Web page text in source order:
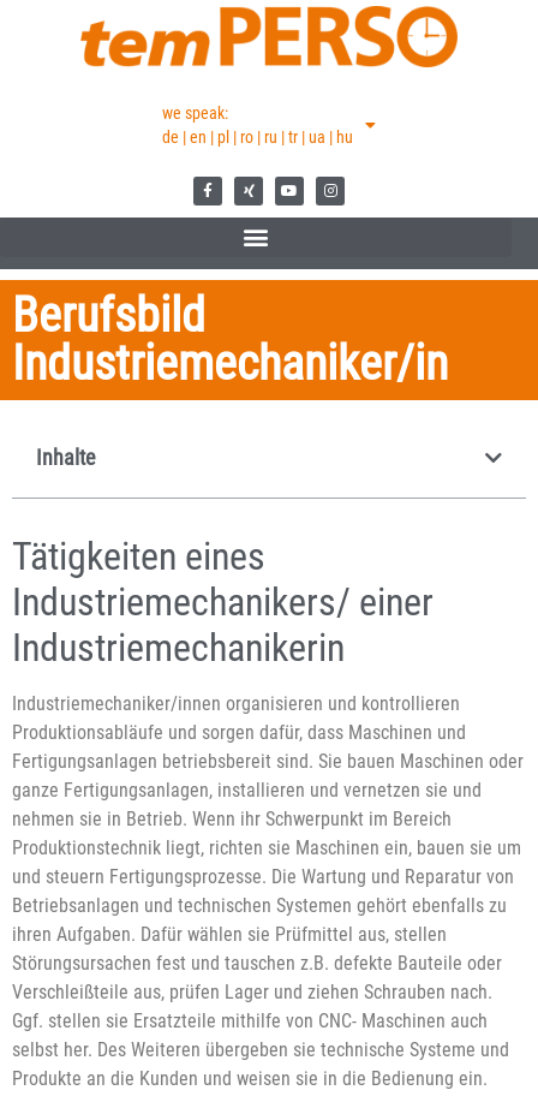
we speak:
de | en | pl | ro | ru | tr | ua | hu
Berufsbild
Industriemechaniker/in
Inhalte
Tätigkeiten eines
Industriemechanikers/ einer
Industriemechanikerin
Industriemechaniker/innen organisieren und kontrollieren
Produktionsabläufe und sorgen dafür, dass Maschinen und
Fertigungsanlagen betriebsbereit sind. Sie bauen Maschinen oder
ganze Fertigungsanlagen, installieren und vernetzen sie und
nehmen sie in Betrieb. Wenn ihr Schwerpunkt im Bereich
Produktionstechnik liegt, richten sie Maschinen ein, bauen sie um
und steuern Fertigungsprozesse. Die Wartung und Reparatur von
Betriebsanlagen und technischen Systemen gehört ebenfalls zu
ihren Aufgaben. Dafür wählen sie Prüfmittel aus, stellen
Störungsursachen fest und tauschen z.B. defekte Bauteile oder
Verschleißteile aus, prüfen Lager und ziehen Schrauben nach.
Ggf. stellen sie Ersatzteile mithilfe von CNC- Maschinen auch
selbst her. Des Weiteren übergeben sie technische Systeme und
Produkte an die Kunden und weisen sie in die Bedienung ein.